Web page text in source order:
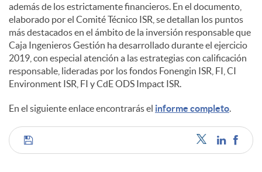
e
n
i
d
además de los estrictamente financieros. En el documento,
elaborado por el Comité Técnico ISR, se detallan los puntos
más destacados en el ámbito de la inversión responsable que
Caja Ingenieros Gestión ha desarrollado durante el ejercicio
2019, con especial atención a las estrategias con calificación
responsable, lideradas por los fondos Fonengin ISR, FI, CI
Environment ISR, FI y CdE ODS Impact ISR.
En el siguiente enlace encontrarás el informe completo.
C